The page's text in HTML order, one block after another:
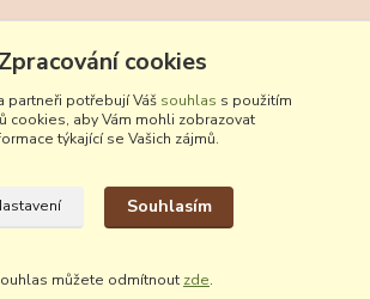
Zpracování cookies
partneři potřebují Váš souhlas s použitím
cookies, aby Vám mohli zobrazovat
týkající se Vašich zájmů.
Souhlasím
můžete odmítnout zde.